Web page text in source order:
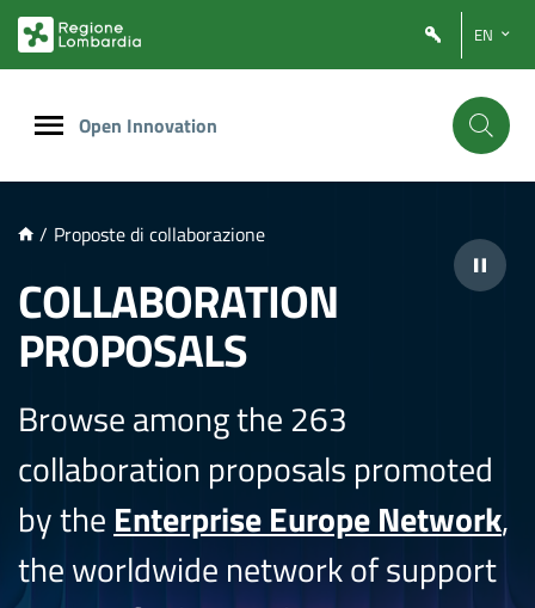
PRINCIPALE
EN
Open Innovation
/ Proposte di collaborazione
COLLABORATION
PROPOSALS
Browse among the 263
collaboration proposals promoted
by the Enterprise Europe Network,
the worldwide network of support